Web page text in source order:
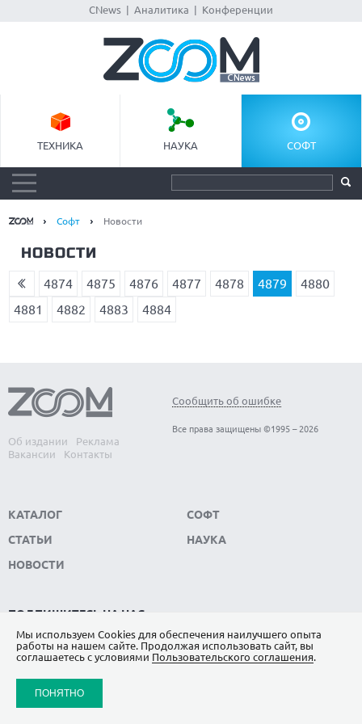
CNews Аналитика Конференции
ТЕХНИКА НАУКА СОФТ
Софт Новости
НОВОСТИ
4874 4875 4876 4877 4878 4879
4880
4881
4882 4883 4884
Об издании
Реклама
Вакансии
Контакты
Сообщить об ошибке
Все права защищены ©1995 – 2026
КАТАЛОГ
СТАТЬИ
НОВОСТИ
СОФТ
НАУКА
ПОДПИШИТЕСЬ НА НАС
ЯНДЕКС.ДЗЕН
Мы используем Сookies для обеспечения наилучшего опыта
работы на нашем сайте. Продолжая использовать сайт, вы
соглашаетесь с условиями Пользовательского соглашения.
ПОНЯТНО